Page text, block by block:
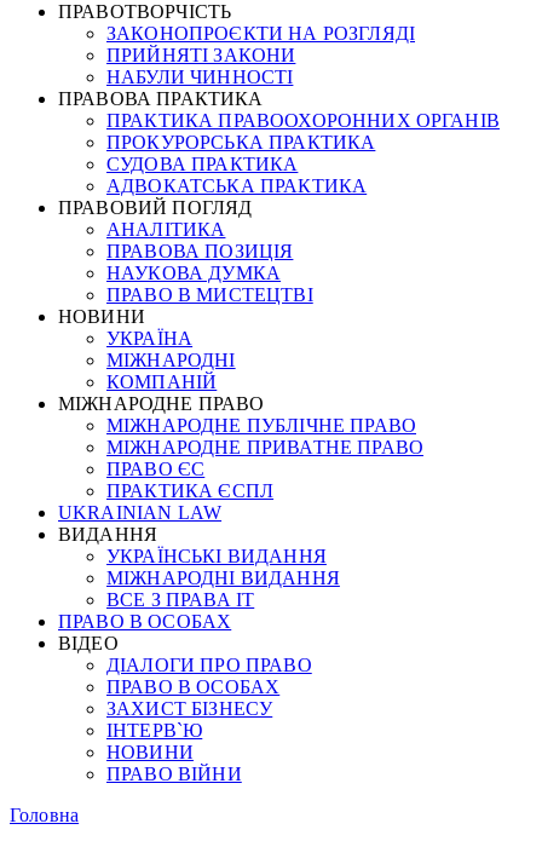
ПРАВОТВОРЧІСТЬ
ЗАКОНОПРОЄКТИ НА РОЗГЛЯДІ
ПРИЙНЯТІ ЗАКОНИ
НАБУЛИ ЧИННОСТІ
ПРАВОВА ПРАКТИКА
ПРАКТИКА ПРАВООХОРОННИХ ОРГАНІВ
ПРОКУРОРСЬКА ПРАКТИКА
СУДОВА ПРАКТИКА
АДВОКАТСЬКА ПРАКТИКА
ПРАВОВИЙ ПОГЛЯД
АНАЛІТИКА
ПРАВОВА ПОЗИЦІЯ
НАУКОВА ДУМКА
ПРАВО В МИСТЕЦТВІ
НОВИНИ
УКРАЇНА
МІЖНАРОДНІ
КОМПАНІЙ
МІЖНАРОДНЕ ПРАВО
МІЖНАРОДНЕ ПУБЛІЧНЕ ПРАВО
МІЖНАРОДНЕ ПРИВАТНЕ ПРАВО
ПРАВО ЄС
ПРАКТИКА ЄСПЛ
UKRAINIAN LAW
ВИДАННЯ
УКРАЇНСЬКІ ВИДАННЯ
МІЖНАРОДНІ ВИДАННЯ
ВСЕ З ПРАВА ІТ
ПРАВО В ОСОБАХ
ВІДЕО
ДІАЛОГИ ПРО ПРАВО
ПРАВО В ОСОБАХ
ЗАХИСТ БІЗНЕСУ
ІНТЕРВ`Ю
НОВИНИ
ПРАВО ВІЙНИ
Головна